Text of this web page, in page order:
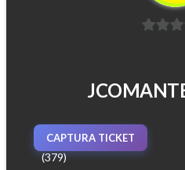
e
CAPTURA TICKET
(379)